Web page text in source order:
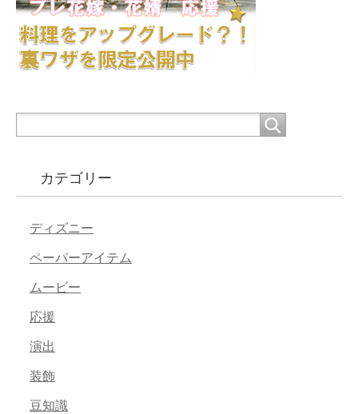
カテゴリー
ディズニー
ペーパーアイテム
ムービー
応援
演出
装飾
豆知識